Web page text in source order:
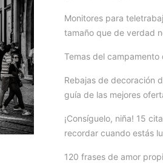
Monitores para
tamaño que de verdad
Temas del campamento
Rebajas de decoración
guía de las mejores
¡Consíguelo, niña! 15
recordar cuando estás
120 frases de amor